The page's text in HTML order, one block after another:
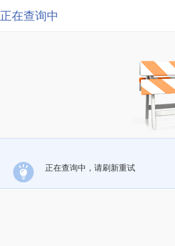
正在查询中
正在查询中，请刷新重试